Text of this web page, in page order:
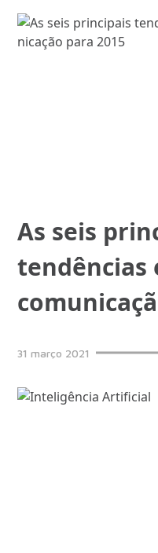
As seis
tendências
31 março 2021